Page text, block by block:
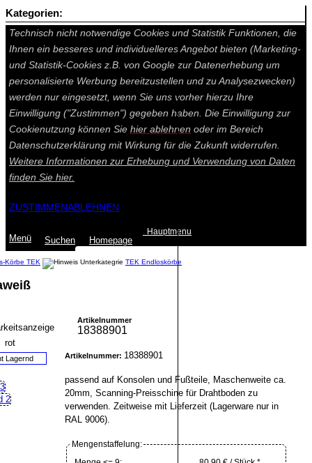
Auf dieser Seite werden technisch notwendige Cookies gesetzt.
Technisch nicht notwendige Cookies und Statistik Funktionen, die
Ihnen ein besseres und individuelleres Angebot bieten (Marketing-
und Statistik-Cookies z.B. von Google zur Datenerhebung um
personalisierte Werbung bereitzustellen und zu Analysezwecken)
werden nur eingesetzt, wenn Sie uns vorher hierzu Ihre
Einwilligung ("Zustimmen") gegeben haben. Die Einwilligung zur
Cookienutzung können Sie hier ablehnen oder im Bereich
Datenschutzerklärung mit Wirkung für die Zukunft widerrufen.
Weitere Informationen zur Erhebung und Verwendung von Daten
finden Sie hier.
ZUSTIMMENABLEHNEN
Menü Suchen Homepage
Hauptmenu
Körbe TEK TEK Endloskörbe
Lagernd
Artikelnummer
18388901
Artikelnummer: 18388901
passend auf Konsolen und Fußteile, Maschenweite ca.
20mm, Scanning-Preisschine für Drahtboden zu
verwenden. Zeitweise mit Lieferzeit (Lagerware nur in
RAL 9006).
Mengenstaffelung:
Kategorien: